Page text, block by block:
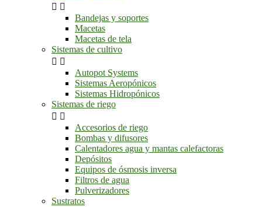
 
Bandejas y soportes
Macetas
Macetas de tela
Sistemas de cultivo
 
Autopot Systems
Sistemas Aeropónicos
Sistemas Hidropónicos
Sistemas de riego
 
Accesorios de riego
Bombas y difusores
Calentadores agua y mantas calefactoras
Depósitos
Equipos de ósmosis inversa
Filtros de agua
Pulverizadores
Sustratos